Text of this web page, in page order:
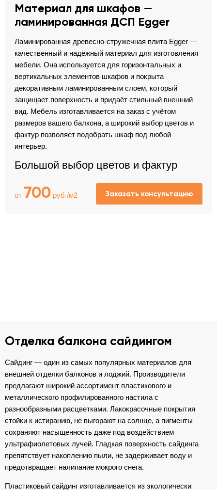
Материал для шкафов —
ламинированная ДСП Egger
Ламинированная древесно-стружечная плита Egger —
качественный и надёжный материал для изготовления
мебели. Она используется для горизонтальных и
вертикальных элементов шкафов и покрыта
декоративным ламинированным слоем, который
защищает поверхность и придаёт стильный внешний
вид. Мебель изготавливается на заказ с учётом
размеров вашего балкона, а широкий выбор цветов и
фактур позволяет подобрать шкаф под любой
интерьер.
Большой выбор цветов и фактур
от 700 руб./м2 Заказать консультацию
Отделка балкона сайдингом
Сайдинг — один из самых популярных материалов для
внешней отделки балконов и лоджий. Производители
предлагают широкий ассортимент пластикового и
металлического профилированного настила с
разнообразными расцветками. Лакокрасочные покрытия
стойки к истиранию, не выгорают на солнце, а пигменты
сохраняют насыщенность даже под воздействием
ультрафиолетовых лучей. Гладкая поверхность сайдинга
препятствует накоплению пыли, не задерживает воду и
предотвращает налипание мокрого снега.
Пластиковый сайдинг изготавливается из экологически